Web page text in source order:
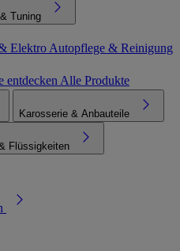
Tuning
Elektro Autopflege & Reinigung
entdecken Alle Produkte
Karosserie & Anbauteile
Flüssigkeiten